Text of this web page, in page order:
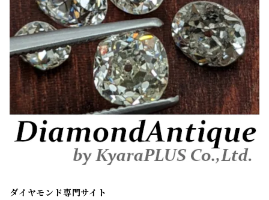
ダイヤモンド専門サイト